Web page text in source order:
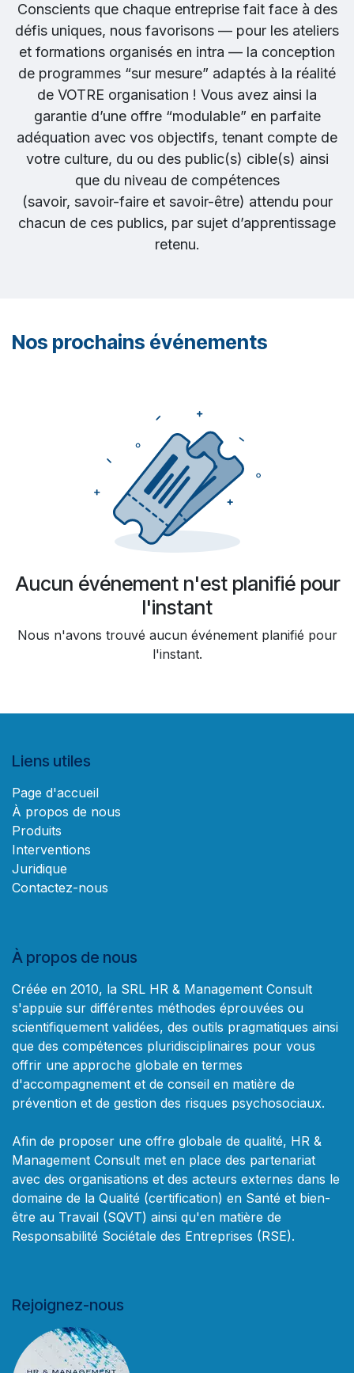
Conscients que chaque entreprise fait face à des
défis uniques, nous favorisons — pour les ateliers
et formations organisés en intra — la conception
de programmes “sur mesure” adaptés à la réalité
de VOTRE organisation ! Vous avez ainsi la
garantie d’une offre “modulable” en parfaite
adéquation avec vos objectifs, tenant compte de
votre culture, du ou des public(s) cible(s) ainsi
que du niveau de compétences
(savoir, savoir-faire et savoir-être) attendu pour
chacun de ces publics, par sujet d’apprentissage
retenu.
Nos prochains événements
Aucun événement n'est planifié pour
l'instant
Nous n'avons trouvé aucun événement planifié pour
l'instant.
Liens utiles
Page d'accueil
À propos de nous
Produits
Interventions
Juridique
Contactez-nous
À propos de nous
Créée en 2010, la SRL HR & Management Consult
s'appuie sur différentes méthodes éprouvées ou
scientifiquement validées, des outils pragmatiques ainsi
que des compétences pluridisciplinaires pour vous
offrir une approche globale en termes
d'accompagnement et de conseil en matière de
prévention et de gestion des risques psychosociaux.
Afin de proposer une offre globale de qualité, HR &
Management Consult met en place des partenariat
avec des organisations et des acteurs externes dans le
domaine de la Qualité (certification) en Santé et bien-
être au Travail (SQVT) ainsi qu'en matière de
Responsabilité Sociétale des Entreprises (RSE).
Rejoignez-nous